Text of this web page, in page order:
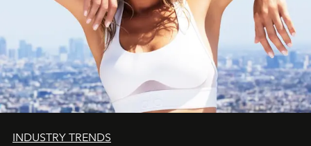
INDUSTRY TRENDS